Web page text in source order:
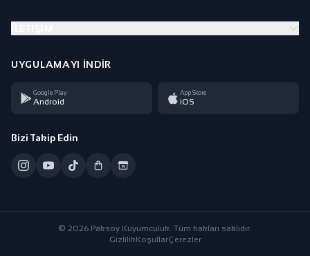
UYGULAMAYI İNDIR
Google Play
Android
App Store
iOS
Bizi Takip Edin
© 2026 Paksoy Kuyumculuk. Tüm hakları saklıdır.
GizlilikKoşullarÇerezler